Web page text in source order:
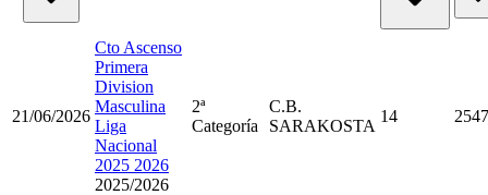
21/06/2026
Cto Ascenso
Primera
Division
Masculina
Liga
Nacional
2025 2026
2025/2026
2ª
Categoría
C.B.
SARAKOSTA
14 2547